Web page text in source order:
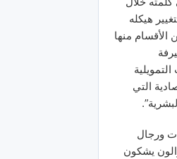
هيكله
منها
التي
ورجال
يشكون